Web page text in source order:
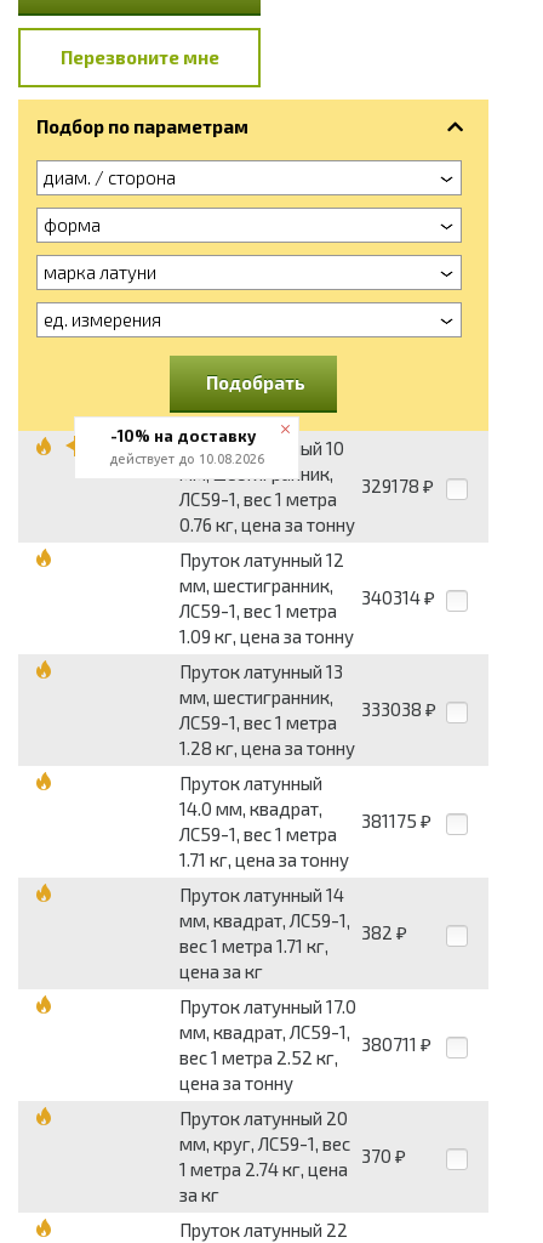
Перезвоните мне
Подбор по параметрам
диам. / сторона
форма
марка латуни
ед. измерения
Подобрать
Пруток латунный 10
мм, шестигранник,
ЛС59-1, вес 1 метра
0.76 кг, цена за тонну
329178 ₽
Пруток латунный 12
мм, шестигранник,
ЛС59-1, вес 1 метра
1.09 кг, цена за тонну
340314 ₽
Пруток латунный 13
мм, шестигранник,
ЛС59-1, вес 1 метра
1.28 кг, цена за тонну
333038 ₽
Пруток латунный
14.0 мм, квадрат,
ЛС59-1, вес 1 метра
1.71 кг, цена за тонну
381175 ₽
Пруток латунный 14
мм, квадрат, ЛС59-1,
вес 1 метра 1.71 кг,
цена за кг
382 ₽
Пруток латунный 17.0
мм, квадрат, ЛС59-1,
вес 1 метра 2.52 кг,
цена за тонну
380711 ₽
Пруток латунный 20
мм, круг, ЛС59-1, вес
1 метра 2.74 кг, цена
за кг
370 ₽
Пруток латунный 22
-10% на доставку
действует до 10.08.2026